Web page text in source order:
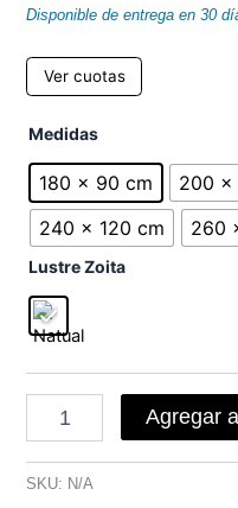
Disponible de entrega en 30
Ver cuotas
Medidas
180 x 90 cm 200 x
240 x 120 cm
260
Lustre Zoita
Mesa
cantidad
Agregar
SKU: N/A